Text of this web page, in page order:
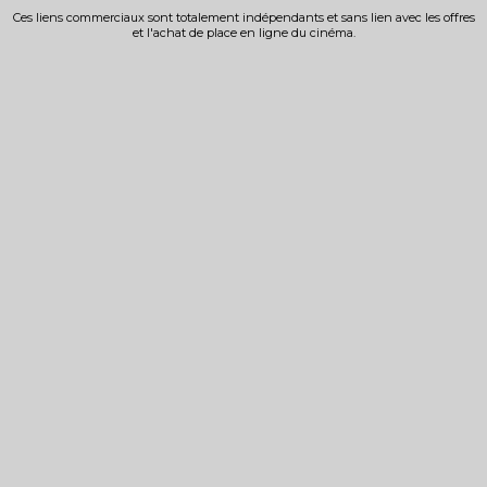
Ces liens commerciaux sont totalement indépendants et sans lien avec les offres
et l'achat de place en ligne du cinéma.